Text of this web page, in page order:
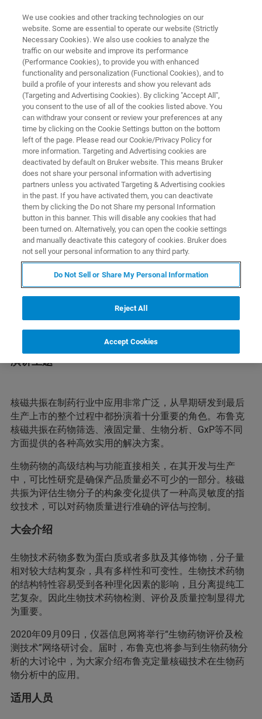
NUCLEAR MAGNETIC RESONANCE (NMR) WEBINAR
生物药物高级结构的核磁共振波
谱学评价
核磁共振为评估生物分子的构象变化提供了一
种高灵敏度的指纹技术，可以对药物质量进行
准确的评估与控制。
简介
的指纹技术，可以对药物质量进行准确的评估与控制。
演讲主题
核磁共振在制药行业中应用非常广泛，从早期研发到最后
生产上市的整个过程中都扮演着十分重要的角色。布鲁克
核磁共振在药物筛选、液固定量、生物分析、GxP等不同
方面提供的各种高效实用的解决方案。
生物药物的高级结构与功能直接相关，在其开发与生产
中，可比性研究是确保产品质量必不可少的一部分。核磁
共振为评估生物分子的构象变化提供了一种高灵敏度的指
纹技术，可以对药物质量进行准确的评估与控制。
大会介绍
生物技术药物多数为蛋白质或者多肽及其修饰物，分子量
相对较大结构复杂，具有多样性和可变性。生物技术药物
的结构特性容易受到各种理化因素的影响，且分离提纯工
艺复杂。因此生物技术药物检测、评价及质量控制显得尤
为重要。
2020年09月09日，仪器信息网将举行“生物药物评价及检
测技术”网络研讨会。届时，布鲁克也将参与到生物药物分
析的大讨论中，为大家介绍布鲁克定量核磁技术在生物药
物分析中的应用。
适用人员
We use cookies and other tracking technologies on our
website. Some are essential to operate our website (Strictly
Necessary Cookies). We also use cookies to analyze the
traffic on our website and improve its performance
(Performance Cookies), to provide you with enhanced
functionality and personalization (Functional Cookies), and to
build a profile of your interests and show you relevant ads
(Targeting and Advertising Cookies). By clicking "Accept All",
you consent to the use of all of the cookies listed above. You
can withdraw your consent or review your preferences at any
time by clicking on the Cookie Settings button on the bottom
left of the page. Please read our Cookie/Privacy Policy for
more information. Targeting and Advertising cookies are
deactivated by default on Bruker website. This means Bruker
does not share your personal information with advertising
partners unless you activated Targeting & Advertising cookies
in the past. If you have activated them, you can deactivate
them by clicking the Do not Share my personal Information
button in this banner. This will disable any cookies that had
been turned on. Alternatively, you can open the cookie settings
and manually deactivate this category of cookies. Bruker does
not sell your personal information to any third party.
Do Not Sell or Share My Personal Information
Reject All
Accept Cookies